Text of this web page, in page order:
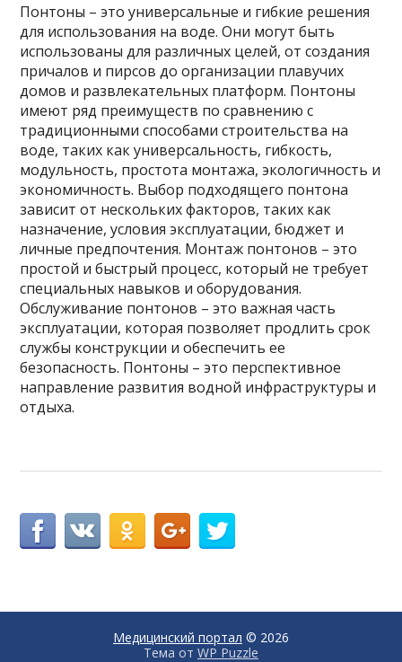
Понтоны – это универсальные и гибкие решения
для использования на воде. Они могут быть
использованы для различных целей, от создания
причалов и пирсов до организации плавучих
домов и развлекательных платформ. Понтоны
имеют ряд преимуществ по сравнению с
традиционными способами строительства на
воде, таких как универсальность, гибкость,
модульность, простота монтажа, экологичность и
экономичность. Выбор подходящего понтона
зависит от нескольких факторов, таких как
назначение, условия эксплуатации, бюджет и
личные предпочтения. Монтаж понтонов – это
простой и быстрый процесс, который не требует
специальных навыков и оборудования.
Обслуживание понтонов – это важная часть
эксплуатации, которая позволяет продлить срок
службы конструкции и обеспечить ее
безопасность. Понтоны – это перспективное
направление развития водной инфраструктуры и
отдыха.
Медицинский портал © 2026
Тема от WP Puzzle